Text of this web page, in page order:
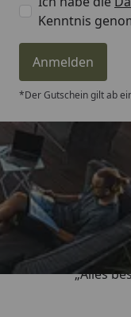
Kenntnis
Anmelden
*Der Gutschein gilt ab
„Alles